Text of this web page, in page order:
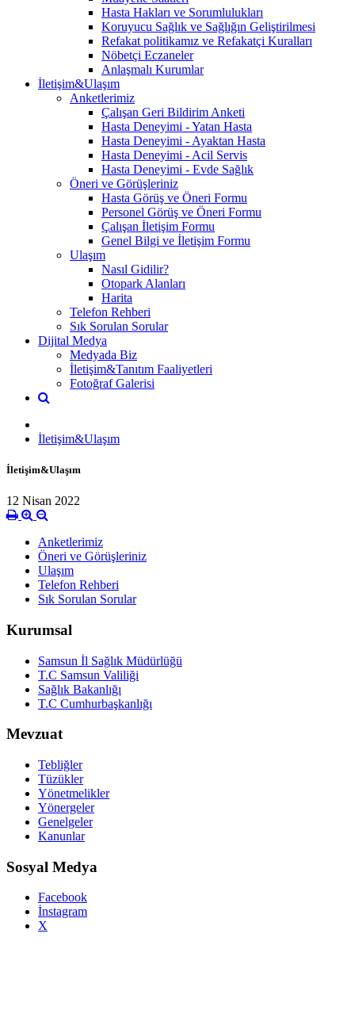
Hasta Hakları ve Sorumlulukları
Koruyucu Sağlık ve Sağlığın Geliştirilmesi
Refakat politikamız ve Refakatçi Kuralları
Nöbetçi Eczaneler
Anlaşmalı Kurumlar
İletişim&Ulaşım
Anketlerimiz
Çalışan Geri Bildirim Anketi
Hasta Deneyimi - Yatan Hasta
Hasta Deneyimi - Ayaktan Hasta
Hasta Deneyimi - Acil Servis
Hasta Deneyimi - Evde Sağlık
Öneri ve Görüşleriniz
Hasta Görüş ve Öneri Formu
Personel Görüş ve Öneri Formu
Çalışan İletişim Formu
Genel Bilgi ve İletişim Formu
Ulaşım
Nasıl Gidilir?
Otopark Alanları
Harita
Telefon Rehberi
Sık Sorulan Sorular
Dijital Medya
Medyada Biz
İletişim&Tanıtım Faaliyetleri
Fotoğraf Galerisi
İletişim&Ulaşım
İletişim&Ulaşım
12 Nisan 2022
Anketlerimiz
Öneri ve Görüşleriniz
Ulaşım
Telefon Rehberi
Sık Sorulan Sorular
Kurumsal
Samsun İl Sağlık Müdürlüğü
T.C Samsun Valiliği
Sağlık Bakanlığı
T.C Cumhurbaşkanlığı
Mevzuat
Tebliğler
Tüzükler
Yönetmelikler
Yönergeler
Genelgeler
Kanunlar
Sosyal Medya
Facebook
İnstagram
X